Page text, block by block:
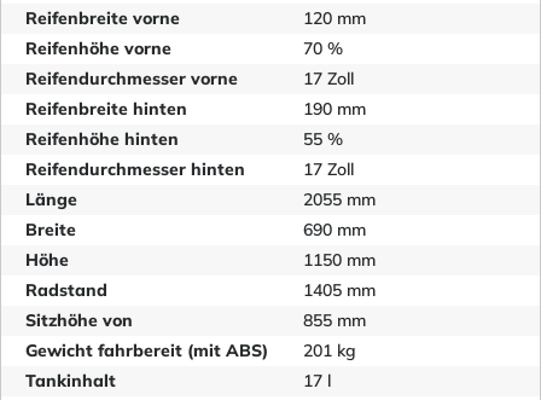
Reifenbreite vorne
120 mm
Reifenhöhe vorne
70 %
Reifendurchmesser vorne
17 Zoll
Reifenbreite hinten
190 mm
Reifenhöhe hinten
55 %
Reifendurchmesser hinten
17 Zoll
Länge
2055 mm
Breite
690 mm
Höhe
1150 mm
Radstand
1405 mm
Sitzhöhe von
855 mm
Gewicht fahrbereit (mit ABS)
201 kg
Tankinhalt
17 l